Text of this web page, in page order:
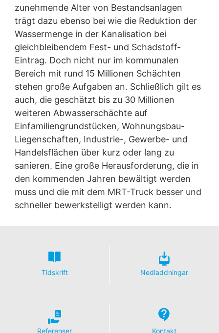
zunehmende Alter von Bestandsanlagen
trägt dazu ebenso bei wie die Reduktion der
Wassermenge in der Kanalisation bei
gleichbleibendem Fest- und Schadstoff-
Eintrag. Doch nicht nur im kommunalen
Bereich mit rund 15 Millionen Schächten
stehen große Aufgaben an. Schließlich gilt es
auch, die geschätzt bis zu 30 Millionen
weiteren Abwasserschächte auf
Einfamiliengrundstücken, Wohnungsbau-
Liegenschaften, Industrie-, Gewerbe- und
Handelsflächen über kurz oder lang zu
sanieren. Eine große Herausforderung, die in
den kommenden Jahren bewältigt werden
muss und die mit dem MRT-Truck besser und
schneller bewerkstelligt werden kann.
Tidskrift Nedladdningar
Referenser Kontakt